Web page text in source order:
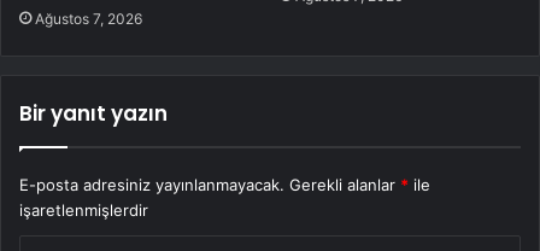
Ağustos 7, 2026
Bir yanıt yazın
E-posta adresiniz yayınlanmayacak. Gerekli alanlar * ile
işaretlenmişlerdir